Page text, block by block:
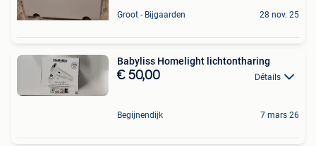
Groot - Bijgaarden 28 nov. 25
Babyliss Homelight lichtontharing
€ 50,00 Détails
Begijnendijk 7 mars 26